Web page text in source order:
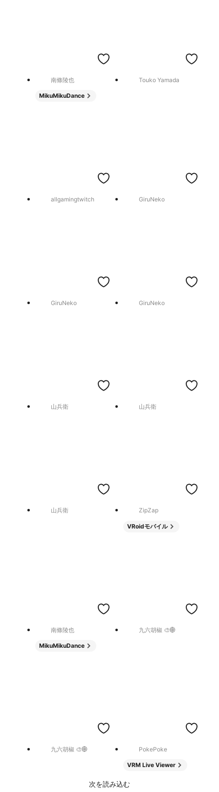
南條陵也
MikuMikuDance
Touko Yamada
allgamingtwitch GiruNeko
GiruNeko GiruNeko
山兵衛 山兵衛
山兵衛 ZipZap
VRoidモバイル
南條陵也
MikuMikuDance
九六胡椒 🎨🌐
九六胡椒 🎨🌐 PokePoke
VRM Live Viewer
次を読み込む